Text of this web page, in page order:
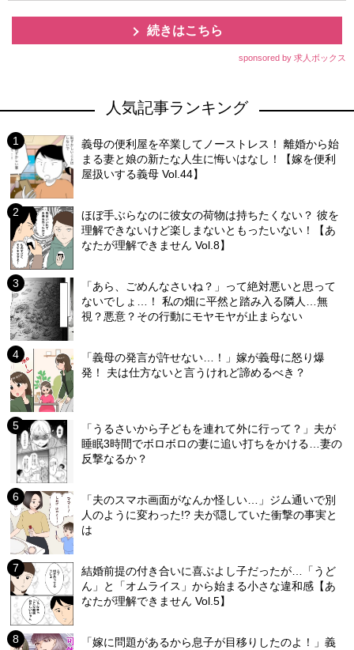
続きはこちら
sponsored by 求人ボックス
人気記事ランキング
義母の便利屋を卒業してノーストレス！ 離婚から始
まる妻と娘の新たな人生に悔いはなし！【嫁を便利
屋扱いする義母 Vol.44】
ほぼ手ぶらなのに彼女の荷物は持ちたくない？ 彼を
理解できないけど楽しまないともったいない！【あ
なたが理解できません Vol.8】
「あら、ごめんなさいね？」って絶対悪いと思って
ないでしょ…！ 私の畑に平然と踏み入る隣人…無
視？悪意？その行動にモヤモヤが止まらない
「義母の発言が許せない…！」嫁が義母に怒り爆
発！ 夫は仕方ないと言うけれど諦めるべき？
「うるさいから子どもを連れて外に行って？」夫が
睡眠3時間でボロボロの妻に追い打ちをかける…妻の
反撃なるか？
「夫のスマホ画面がなんか怪しい…」ジム通いで別
人のように変わった!? 夫が隠していた衝撃の事実と
は
結婚前提の付き合いに喜ぶよし子だったが…「うど
ん」と「オムライス」から始まる小さな違和感【あ
なたが理解できません Vol.5】
「嫁に問題があるから息子が目移りしたのよ！」義